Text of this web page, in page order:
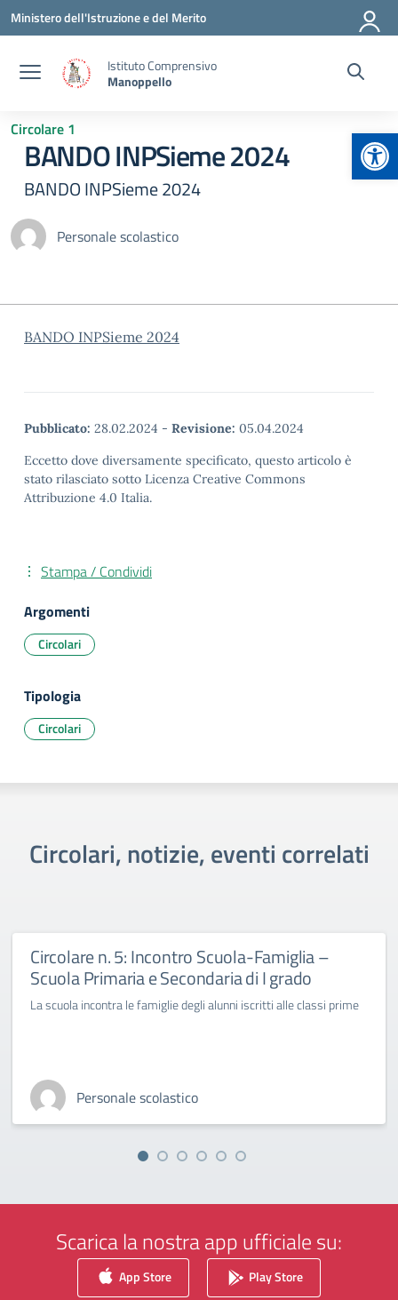
Vai ai contenuti
Vai al menu di navigazione
Vai al footer
Ministero dell'Istruzione e del Merito
Istituto Comprensivo
Manoppello
Circolare 1
BANDO INPSieme 2024
BANDO INPSieme 2024
Personale scolastico
BANDO INPSieme 2024
Pubblicato: 28.02.2024 - Revisione: 05.04.2024
Eccetto dove diversamente specificato, questo articolo è
stato rilasciato sotto Licenza Creative Commons
Attribuzione 4.0 Italia.
Stampa / Condividi
Argomenti
Circolari
Tipologia
Circolari
Circolari, notizie, eventi correlati
Circolare n. 5: Incontro Scuola-Famiglia –
Scuola Primaria e Secondaria di I grado
La scuola incontra le famiglie degli alunni iscritti alle classi prime
Personale scolastico
Scarica la nostra app ufficiale su:
App Store Play Store